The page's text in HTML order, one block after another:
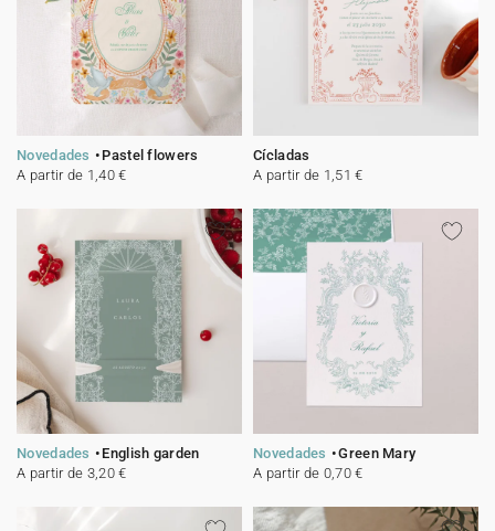
Novedades
Pastel flowers
A partir de 1,40 €
Cícladas
A partir de 1,51 €
Novedades
English garden
A partir de 3,20 €
Novedades
Green Mary
A partir de 0,70 €